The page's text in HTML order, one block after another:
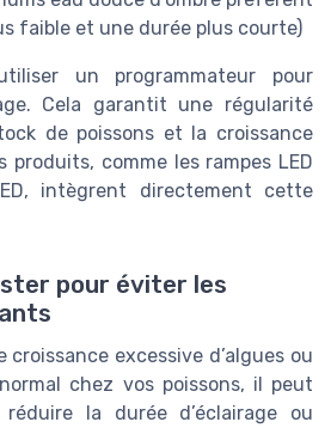
faible et une durée plus courte)
un programmateur pour
Cela garantit une régularité
de poissons et la croissance
produits, comme les rampes LED
intègrent directement cette
pour éviter les
croissance excessive d’algues ou
chez vos poissons, il peut
la durée d’éclairage ou